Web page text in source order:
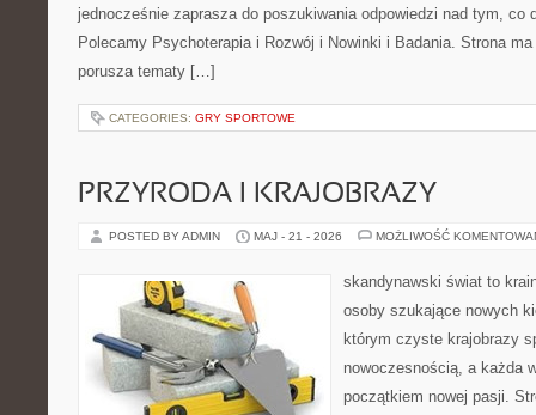
jednocześnie zaprasza do poszukiwania odpowiedzi nad tym, co
Polecamy Psychoterapia i Rozwój i Nowinki i Badania. Strona
porusza tematy […]
CATEGORIES: GRY SPORTOWE
PRZYRODA I KRAJOBRAZY
POSTED BY ADMIN MAJ - 21 - 2026 MOŻLIWOŚĆ
skandynawski świat to
osoby szukające nowych
którym czyste krajobrazy
nowoczesnością, a każda
początkiem nowej pasji.